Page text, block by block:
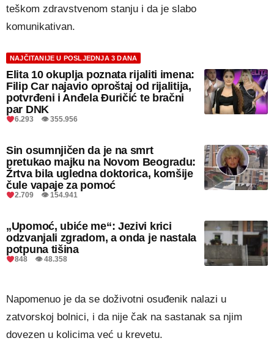
teškom zdravstvenom stanju i da je slabo
komunikativan.
NAJČITANIJE U POSLJEDNJA 3 DANA
Elita 10 okuplja poznata rijaliti imena:
Filip Car najavio oproštaj od rijalitija,
potvrđeni i Anđela Đuričić te bračni
par DNK
6.293 👁 355.956
Sin osumnjičen da je na smrt
pretukao majku na Novom Beogradu:
Žrtva bila ugledna doktorica, komšije
čule vapaje za pomoć
2.709 👁 154.941
„Upomoć, ubiće me“: Jezivi krici
odzvanjali zgradom, a onda je nastala
potpuna tišina
848 👁 48.358
Napomenuo je da se doživotni osuđenik nalazi u
zatvorskoj bolnici, i da nije čak na sastanak sa njim
dovezen u kolicima već u krevetu.